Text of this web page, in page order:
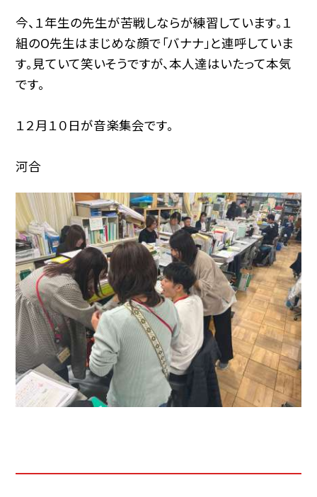
今、１年生の先生が苦戦しならが練習しています。１
組のO先生はまじめな顔で「バナナ」と連呼していま
す。見ていて笑いそうですが、本人達はいたって本気
です。
１２月１０日が音楽集会です。
河合